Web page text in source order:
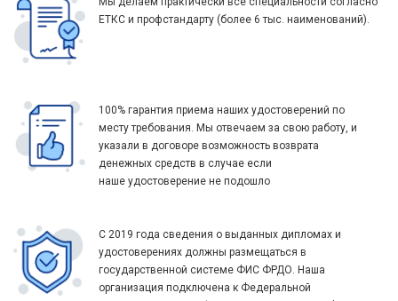
ЕТКС и профстандарту (более 6 тыс. наименований).
100% гарантия приема наших удостоверений по
месту требования. Мы отвечаем за свою работу, и
указали в договоре возможность возврата
денежных средств в случае если
наше удостоверение не подошло
С 2019 года сведения о выданных дипломах и
удостоверениях должны размещаться в
государственной системе ФИС ФРДО. Наша
организация подключена к Федеральной